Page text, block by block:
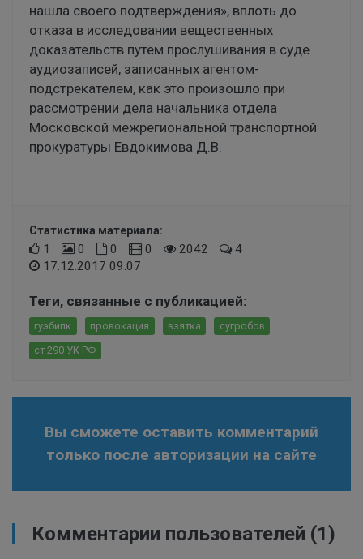
нашла своего подтверждения», вплоть до
отказа в исследовании вещественных
доказательств путём прослушивания в суде
аудиозаписей, записанных агентом-
подстрекателем, как это произошло при
рассмотрении дела начальника отдела
Московской межрегиональной транспортной
прокуратуры Евдокимова Д.В.
Статистика материала:
1 0 0 0 2042
4
17.12.2017 09:07
Теги, связанные с публикацией:
гуэбипк провокация взятка сугробов
ст 290 УК РФ
Вы сможете оставить комментарий
только после авторизации на сайте
Комментарии пользователей (1)